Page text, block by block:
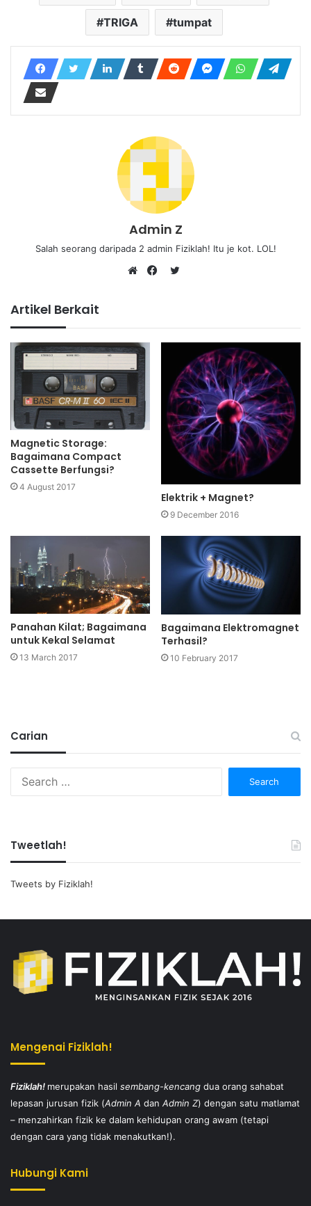
TRIGA tumpat
Admin Z
Salah seorang daripada 2 admin Fiziklah! Itu je kot. LOL!
Artikel Berkait
Magnetic Storage:
Bagaimana Compact
Cassette Berfungsi?
4 August 2017
Elektrik + Magnet?
9 December 2016
Panahan Kilat; Bagaimana
untuk Kekal Selamat
13 March 2017
Bagaimana Elektromagnet
Terhasil?
10 February 2017
Carian
Tweetlah!
Tweets by Fiziklah!
Mengenai Fiziklah!
Fiziklah! merupakan hasil sembang-kencang dua orang sahabat
lepasan jurusan fizik (Admin A dan Admin Z) dengan satu matlamat
– menzahirkan fizik ke dalam kehidupan orang awam (tetapi
dengan cara yang tidak menakutkan!).
Hubungi Kami